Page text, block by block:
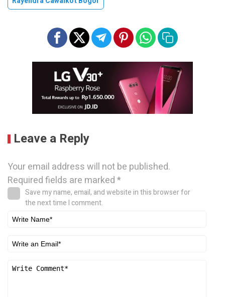
Leave a Reply
Your email address will not be published.
Required fields are marked*
Save my name, email, and website in this browser for
the next time I comment.